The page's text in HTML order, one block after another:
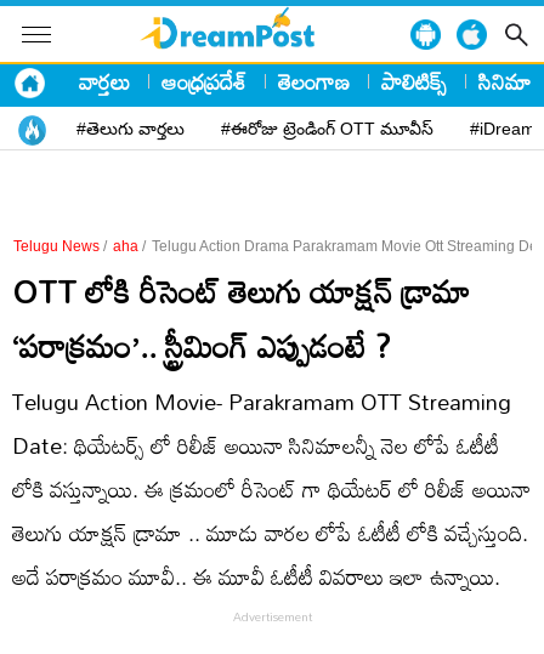
వార్తలు ఆంధ్రప్రదేశ్ తెలంగాణ పాలిటిక్స్ సినిమా
#తెలుగు వార్తలు #ఈరోజు ట్రెండింగ్ OTT మూవీస్
Telugu News / aha / Telugu Action Drama Parakramam Movie Ott Streaming
OTT లోకి రీసెంట్ తెలుగు యాక్షన్ డ్రామా
‘పరాక్రమం’.. స్ట్రీమింగ్ ఎప్పుడంటే ?
Telugu Action Movie- Parakramam OTT Streaming
Date: థియేటర్స్ లో రిలీజ్ అయినా సినిమాలన్నీ నెల లోపే ఓటీటీ
లోకి వస్తున్నాయి. ఈ క్రమంలో రీసెంట్ గా థియేటర్ లో రిలీజ్ అయినా
తెలుగు యాక్షన్ డ్రామా .. మూడు వారల లోపే ఓటీటీ లోకి వచ్చేస్తుంది.
అదే పరాక్రమం మూవీ.. ఈ మూవీ ఓటీటీ వివరాలు ఇలా ఉన్నాయి.